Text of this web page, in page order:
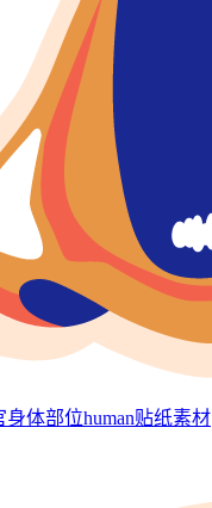
体部位human贴纸素材